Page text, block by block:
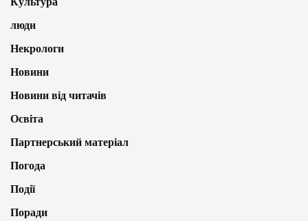
люди
Некрологи
Новини
Новини від читачів
Освіта
Партнерський матеріал
Погода
Події
Поради